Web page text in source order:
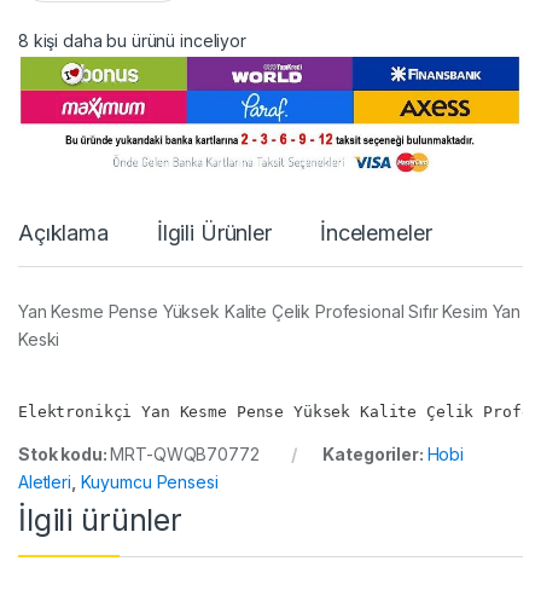
t
t
8 kişi daha bu ürünü inceliyor
Açıklama İlgili Ürünler İncelemeler
Yan Kesme Pense Yüksek Kalite Çelik Profesional Sıfır Kesim Yan
Keski
Elektronikçi Yan Kesme Pense Yüksek Kalite Çelik
Stok kodu:MRT-QWQB70772 Kategoriler: Hobi
Aletleri Kuyumcu Pensesi
İlgili ürünler